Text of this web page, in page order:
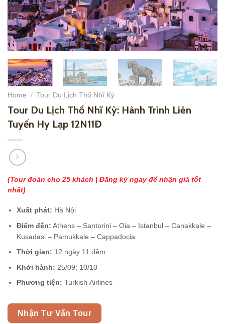
Home / Tour Du Lịch Thổ Nhĩ Kỳ
Tour Du Lịch Thổ Nhĩ Kỳ: Hành Trình Liên
Tuyến Hy Lạp 12N11Đ
(Tour đoàn cho 25 khách | Đăng ký ngay để nhận giá tốt
nhất)
Xuất phát: Hà Nội
Điểm đến: Athens – Santorini – Oia – Istanbul – Canakkale –
Kusadasi – Pamukkale – Cappadocia
Thời gian: 12 ngày 11 đêm
Khởi hành: 25/09; 10/10
Phương tiện:Turkish Airlines
Nhận Tư Vấn Tour